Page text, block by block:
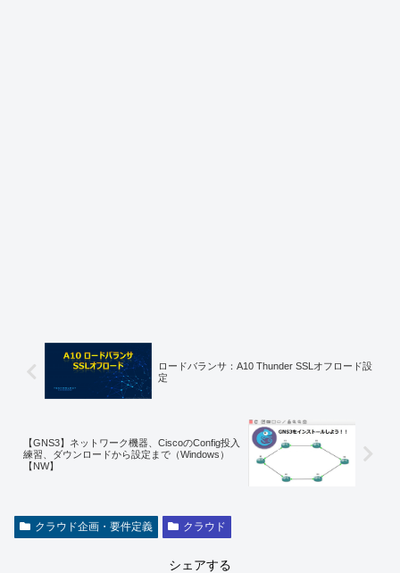
ロードバランサ：A10 Thunder SSLオフロード設
定
【GNS3】ネットワーク機器、CiscoのConfig投入
練習、ダウンロードから設定まで（Windows）
【NW】
クラウド企画・要件定義 クラウド
シェアする